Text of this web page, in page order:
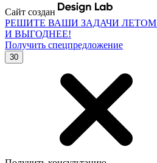
Сайт создан
РЕШИТЕ ВАШИ ЗАДАЧИ
И ВЫГОДНЕЕ!
Получить спецпредложение
30